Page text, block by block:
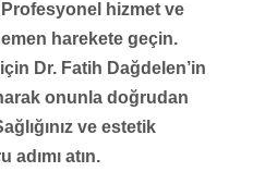
Profesyonel hizmet ve
harekete geçin.
Dr. Fatih Dağdelen’in
onunla doğrudan
ve estetik
atın.